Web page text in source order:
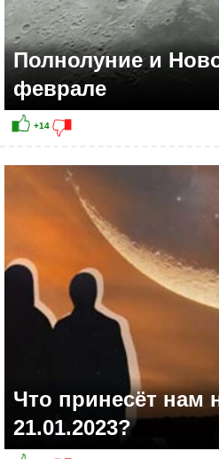
Полнолуние и
феврале
Что принесёт нам
21.01.2023?